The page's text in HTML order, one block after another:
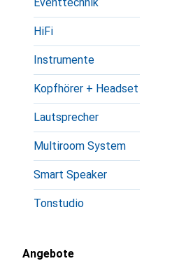
HiFi
Instrumente
Kopfhörer + Headset
Lautsprecher
Multiroom System
Smart Speaker
Tonstudio
Angebote